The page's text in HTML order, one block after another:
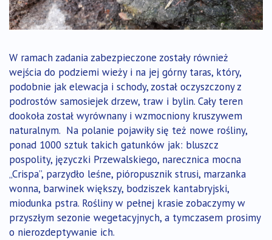
W ramach zadania zabezpieczone zostały również
wejścia do podziemi wieży i na jej górny taras, który,
podobnie jak elewacja i schody, został oczyszczony z
podrostów samosiejek drzew, traw i bylin. Cały teren
dookoła został wyrównany i wzmocniony kruszywem
naturalnym. Na polanie pojawiły się też nowe rośliny,
ponad 1000 sztuk takich gatunków jak: bluszcz
pospolity, języczki Przewalskiego, narecznica mocna
„Crispa”, parzydło leśne, pióropusznik strusi, marzanka
wonna, barwinek większy, bodziszek kantabryjski,
miodunka pstra. Rośliny w pełnej krasie zobaczymy w
przyszłym sezonie wegetacyjnych, a tymczasem prosimy
o nierozdeptywanie ich.